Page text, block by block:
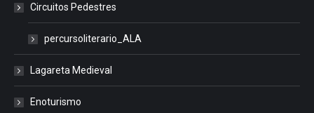
Circuitos Pedestres
percursoliterario_ALA
Lagareta Medieval
Enoturismo